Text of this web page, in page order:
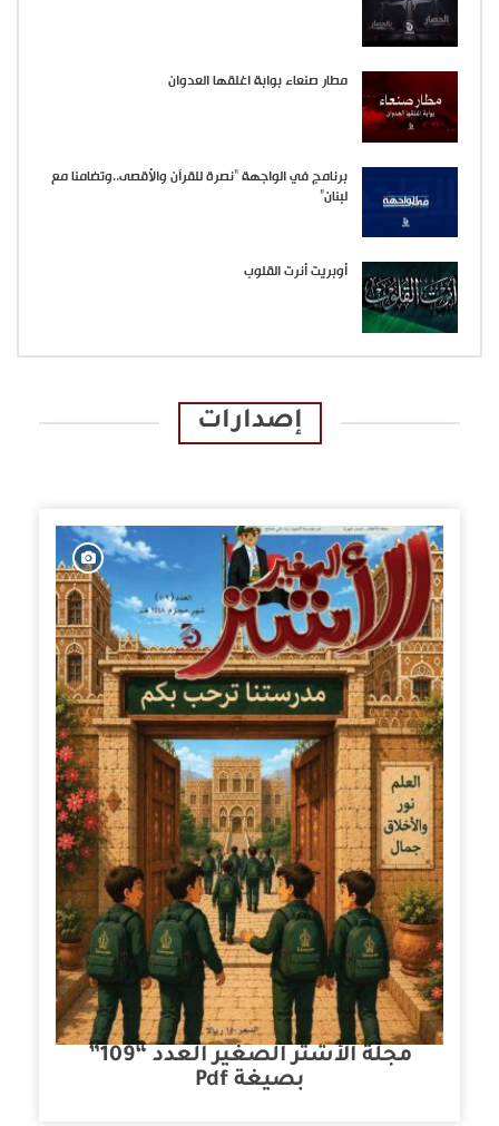
مطار صنعاء بوابة اغلقها العدوان
برنامج في الواجهة “نصرة للقرآن والأقصى..وتضامنا مع
لبنان”
أوبريت أنرت القلوب
إصدارات
مجلة الأشتر الصغير العدد “109”
بصيغة Pdf